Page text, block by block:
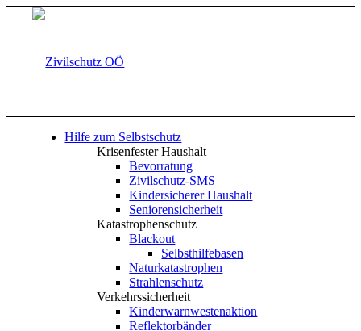
Hilfe zum Selbstschutz
Krisenfester Haushalt
Bevorratung
Zivilschutz-SMS
Kindersicherer Haushalt
Seniorensicherheit
Katastrophenschutz
Blackout
Selbsthilfebasen
Naturkatastrophen
Strahlenschutz
Verkehrssicherheit
Kinderwarnwestenaktion
Reflektorbänder